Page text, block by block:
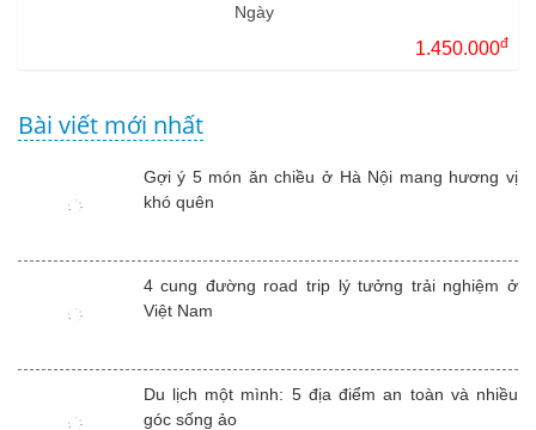
Ngày
1.450.000đ
Bài viết mới nhất
Gợi ý 5 món ăn chiều ở Hà Nội mang hương vị
khó quên
4 cung đường road trip lý tưởng trải nghiệm ở
Việt Nam
Du lịch một mình: 5 địa điểm an toàn và nhiều
góc sống ảo